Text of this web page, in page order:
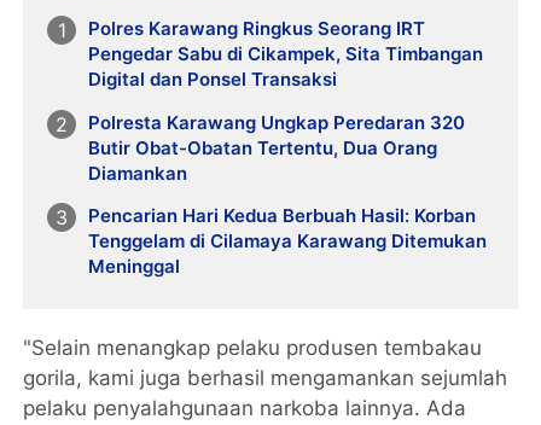
Polres Karawang Ringkus Seorang IRT
Pengedar Sabu di Cikampek, Sita Timbangan
Digital dan Ponsel Transaksi
Polresta Karawang Ungkap Peredaran 320
Butir Obat-Obatan Tertentu, Dua Orang
Diamankan
Pencarian Hari Kedua Berbuah Hasil: Korban
Tenggelam di Cilamaya Karawang Ditemukan
Meninggal
"Selain menangkap pelaku produsen tembakau
gorila, kami juga berhasil mengamankan sejumlah
pelaku penyalahgunaan narkoba lainnya. Ada